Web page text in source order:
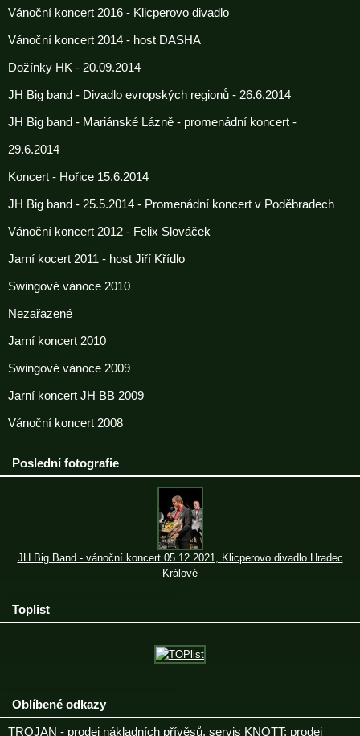
Vánoční koncert 2016 - Klicperovo divadlo
Vánoční koncert 2014 - host DASHA
Dožínky HK - 20.09.2014
JH Big band - Divadlo evropských regionů - 26.6.2014
JH Big band - Mariánské Lázně - promenádní koncert -
29.6.2014
Koncert - Hořice 15.6.2014
JH Big band - 25.5.2014 - Promenádní koncert v Poděbradech
Vánoční koncert 2012 - Felix Slováček
Jarní kocert 2011 - host Jiří Křídlo
Swingové vánoce 2010
Nezařazené
Jarní koncert 2010
Swingové vánoce 2009
Jarní koncert JH BB 2009
Vánoční koncert 2008
Poslední fotografie
JH Big Band - vánoční koncert 05.12.2021, Klicperovo divadlo Hradec
Králové
Toplist
Oblíbené odkazy
TROJAN - prodej nákladních přívěsů, servis KNOTT; prodej